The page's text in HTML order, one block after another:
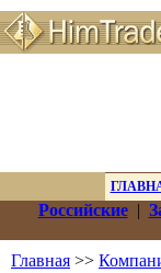
Российские|
Главная >>